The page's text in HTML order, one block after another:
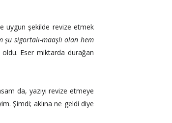
uygun şekilde revize etmek
sigortalı-maaşlı olan hem
Eser miktarda durağan
da, yazıyı revize etmeye
Şimdi; aklına ne geldi diye